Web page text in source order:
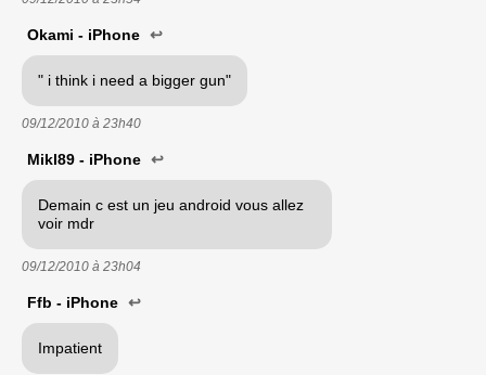
Okami - iPhone ↩
" i think i need a bigger gun"
09/12/2010 à 23h40
Mikl89 - iPhone ↩
Demain c est un jeu android vous allez
voir mdr
09/12/2010 à 23h04
Ffb - iPhone ↩
Impatient